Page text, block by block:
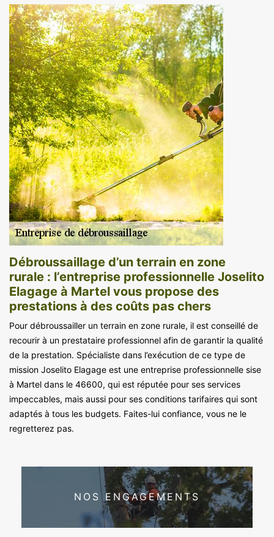
Débroussaillage d’un terrain en zone
rurale : l’entreprise professionnelle Joselito
Elagage à Martel vous propose des
prestations à des coûts pas chers
Pour débroussailler un terrain en zone rurale, il est conseillé de
recourir à un prestataire professionnel afin de garantir la qualité
de la prestation. Spécialiste dans l’exécution de ce type de
mission Joselito Elagage est une entreprise professionnelle sise
à Martel dans le 46600, qui est réputée pour ses services
impeccables, mais aussi pour ses conditions tarifaires qui sont
adaptés à tous les budgets. Faites-lui confiance, vous ne le
regretterez pas.
NOS ENGAGEMENTS